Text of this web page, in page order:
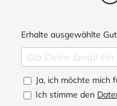
Erhalte ausgewählte
Ja, ich möchte mich
Ich stimme den